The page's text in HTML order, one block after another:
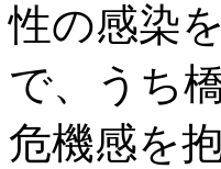
性の感染
で、うち
危機感を